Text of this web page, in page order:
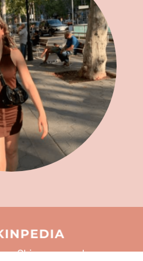
Skincare merken